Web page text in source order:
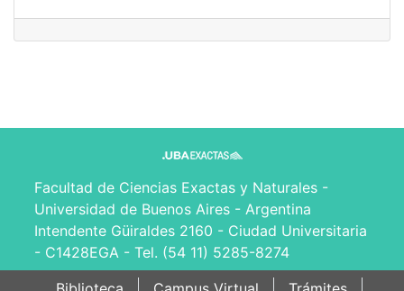
Facultad de Ciencias Exactas y Naturales -
Universidad de Buenos Aires - Argentina
Intendente Güiraldes 2160 - Ciudad Universitaria
- C1428EGA - Tel. (54 11) 5285-8274